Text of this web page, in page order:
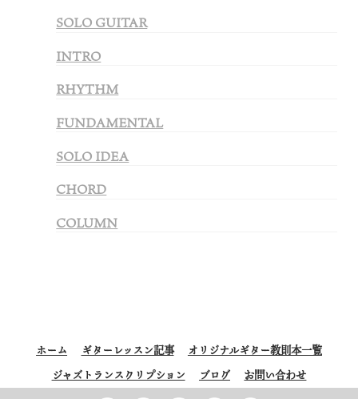
SOLO GUITAR
INTRO
RHYTHM
FUNDAMENTAL
SOLO IDEA
CHORD
COLUMN
ホーム ギターレッスン記事
オリジナルギター教則本一覧
ジャズトランスクリプション
ブログ お問い合わせ